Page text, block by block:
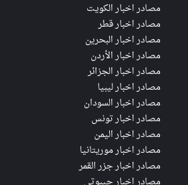
مصادر اخبار الكويت
مصادر اخبار قطر
مصادر اخبار البحرين
مصادر اخبار الأردن
مصادر اخبار الجزائر
مصادر اخبار ليبيا
مصادر اخبار السودان
مصادر اخبار تونس
مصادر اخبار اليمن
مصادر اخبار موريتانيا
مصادر اخبار جزر القمر